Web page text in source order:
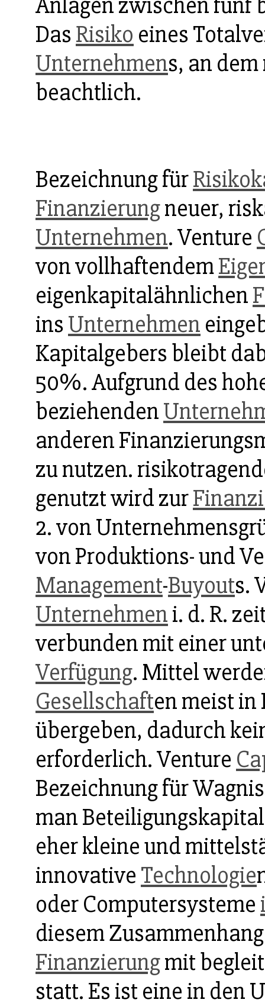
Anlagen zwischen fünf
DasRisiko eines
Unternehmens, an
beachtlich.
Bezeichnung für
Finanzierungneuer,
Unternehmen. Venture
von vollhaftendem
eigenkapitalähnlichen
insUnternehmen
Kapitalgebers bleibt
50%. Aufgrund des
beziehenden
anderen
zu nutzen.
genutzt wird zur
2. von
von Produktions- und
Management-Buyouts.
Unternehmeni. d. R.
verbunden mit einer
Verfügung. Mittel
Gesellschaften meist
übergeben, dadurch
erforderlich. Venture
Bezeichnung für
man
eher kleine und
innovative Technologie
oder Computersysteme
diesem
Finanzierungmit
statt. Es ist eine in den